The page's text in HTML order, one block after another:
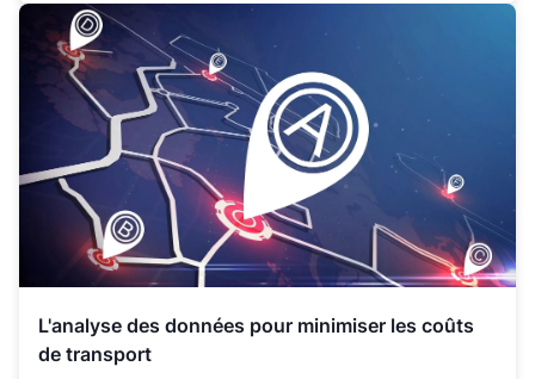
L'analyse des données pour minimiser les coûts
de transport